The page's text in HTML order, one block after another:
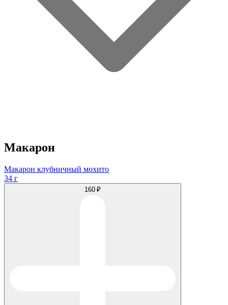
Макарон
Макарон клубничный мохито
34 г
160 ₽